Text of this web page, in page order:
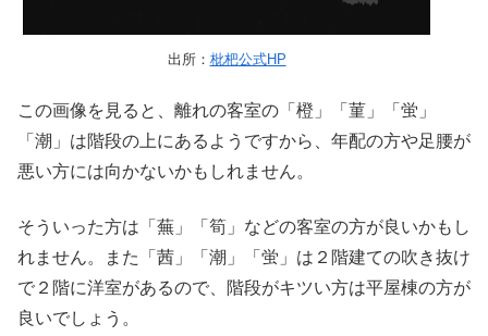
出所： 枇杷公式HP
この画像を見ると、離れの客室の「橙」「菫」「蛍」
「潮」は階段の上にあるようですから、年配の方や足腰が
悪い方には向かないかもしれません。
そういった方は「蕪」「筍」などの客室の方が良いかもし
れません。また「茜」「潮」「蛍」は２階建ての吹き抜け
で２階に洋室があるので、階段がキツい方は平屋棟の方が
良いでしょう。